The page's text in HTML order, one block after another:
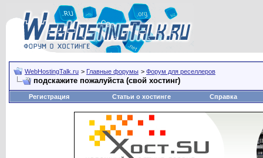
WebHostingTalk.ru > Главные форумы > Форум для реселлеров
подскажите пожалуйста (свой хостинг)
Регистрация Статьи о хостинге Справка